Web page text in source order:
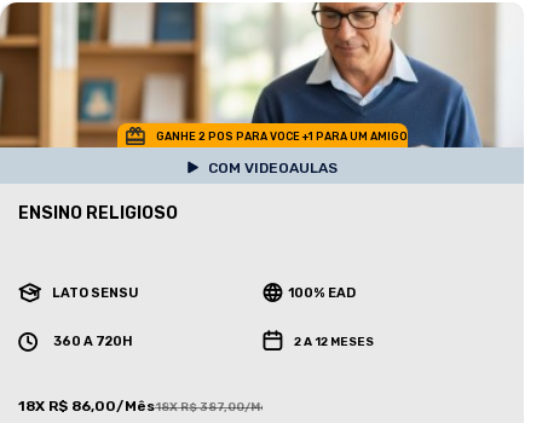
GANHE 2 POS PARA VOCE +1 PARA UM AMIGO
COM VIDEOAULAS
ENSINO RELIGIOSO
LATO SENSU 100% EAD
360 A 720H 2 A 12 MESES
18X R$ 86,00/Mês18X R$ 387,00/Mês